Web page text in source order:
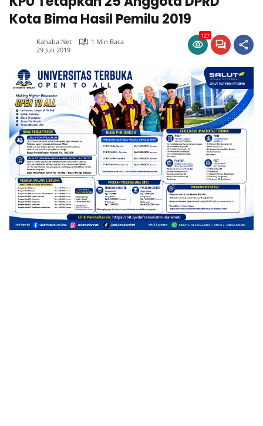
Kota Bima Hasil Pemilu 2019
Kahaba.net
1 Min Baca
29 Juli 2019
127